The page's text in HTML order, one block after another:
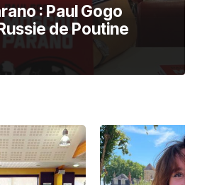
: Paul Gogo
de Poutine